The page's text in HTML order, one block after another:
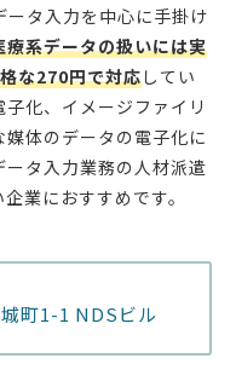
タ入力を中心に手掛け
療系データの扱いには実
な270円で対応してい
化、イメージファイリ
体のデータの電子化に
タ入力業務の人材派遣
業におすすめです。
町1-1 NDSビル